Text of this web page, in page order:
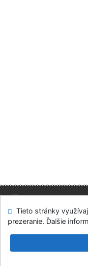
Mapa stránok
Modul OpenSearch
Slovenská
Tieto stránky
prezeranie. Ďalšie